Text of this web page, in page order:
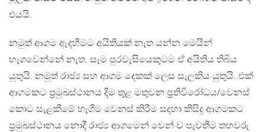
එයයි.
නමුත් ආගම ඇදහීමට අයිතියක් නැත යන්න මෙයින්
හැගවෙන්නේ නැත. සෑම පුරවැසියෙකුටම ඒ අයිතිය තිබිය
යුතුයි. නමුත් රාජ්‍ය සහ ආගම දෙකක් ලෙස සැලකිය යුතුයි. එක්
ආගමකට ප්‍රමුඛස්ථානය දීම තුළ මතුවන ප්‍රතිවිරෝධය/වෙනස්
කොට සැළකීමේ හැගීම වෙනස් කිරීම සදහා කිසිදු ආගමකට
ප්‍රමුඛස්ථානය නොදී රාජ්‍ය ආගමෙන් වෙන් ව පැවතීම තහවරු